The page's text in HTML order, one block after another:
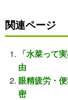
関連ページ
「水菜って
由
眼精疲労・
密